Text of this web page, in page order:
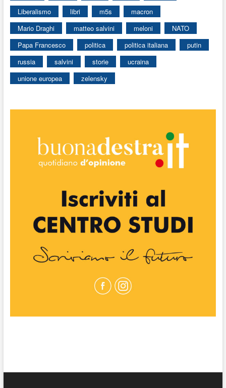
Liberalismo
libri m5s
macron
Mario Draghi
matteo salvini meloni
NATO
Papa Francesco
politica politica italiana
putin
russia
salvini storie
ucraina
unione europea
zelensky